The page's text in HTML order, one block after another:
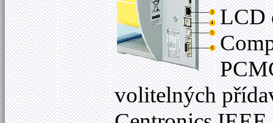
LCD
volitelných